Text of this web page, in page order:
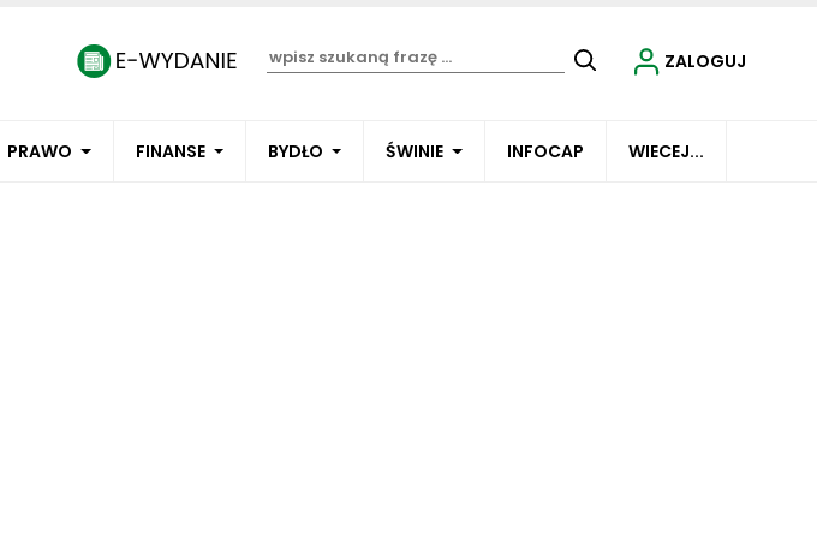
PRAWO FINANSE BYDŁO ŚWINIE INFOCAP WIECEJ...
ZALOGUJ